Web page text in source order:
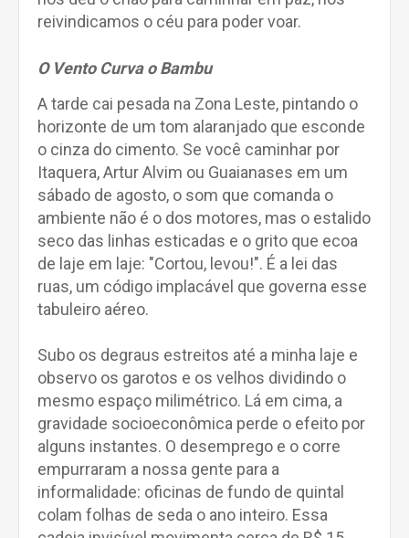
reivindicamos o céu para poder voar.
O Vento Curva o Bambu
A tarde cai pesada na Zona Leste, pintando o
horizonte de um tom alaranjado que esconde
o cinza do cimento. Se você caminhar por
Itaquera, Artur Alvim ou Guaianases em um
sábado de agosto, o som que comanda o
ambiente não é o dos motores, mas o estalido
seco das linhas esticadas e o grito que ecoa
de laje em laje: "Cortou, levou!". É a lei das
ruas, um código implacável que governa esse
tabuleiro aéreo.
Subo os degraus estreitos até a minha laje e
observo os garotos e os velhos dividindo o
mesmo espaço milimétrico. Lá em cima, a
gravidade socioeconômica perde o efeito por
alguns instantes. O desemprego e o corre
empurraram a nossa gente para a
informalidade: oficinas de fundo de quintal
colam folhas de seda o ano inteiro. Essa